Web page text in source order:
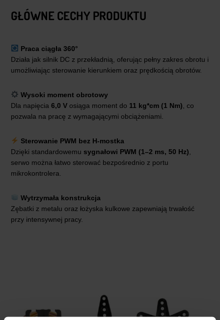
GŁÓWNE CECHY PRODUKTU
Praca ciągła 360°
Działa jak silnik DC z przekładnią, oferując pełny zakres obrotu i
umożliwiając sterowanie kierunkiem oraz prędkością obrotów.
Wysoki moment obrotowy
Dla napięcia 6,0 V osiąga moment do 11 kg*cm (1 Nm) , co
pozwala na pracę z wymagającymi obciążeniami.
Sterowanie PWM bez H-mostka
Dzięki standardowemu sygnałowi PWM (1–2 ms, 50 Hz)
serwo można łatwo sterować bezpośrednio z portu
mikrokontrolera.
Wytrzymała konstrukcja
Zębatki z metalu oraz łożyska kulkowe zapewniają trwałość
przy intensywnej pracy.